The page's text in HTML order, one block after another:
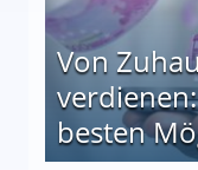
Von
besten